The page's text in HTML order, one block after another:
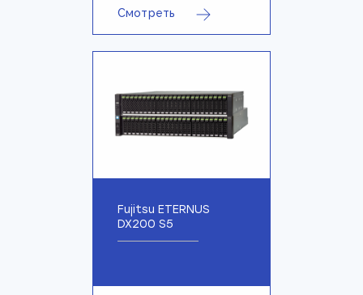
Смотреть
Fujitsu ETERNUS
DX200 S5